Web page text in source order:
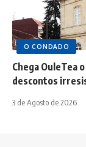
O CONDADO
Chega OuleTea
descontos
3 de Agosto de 2026